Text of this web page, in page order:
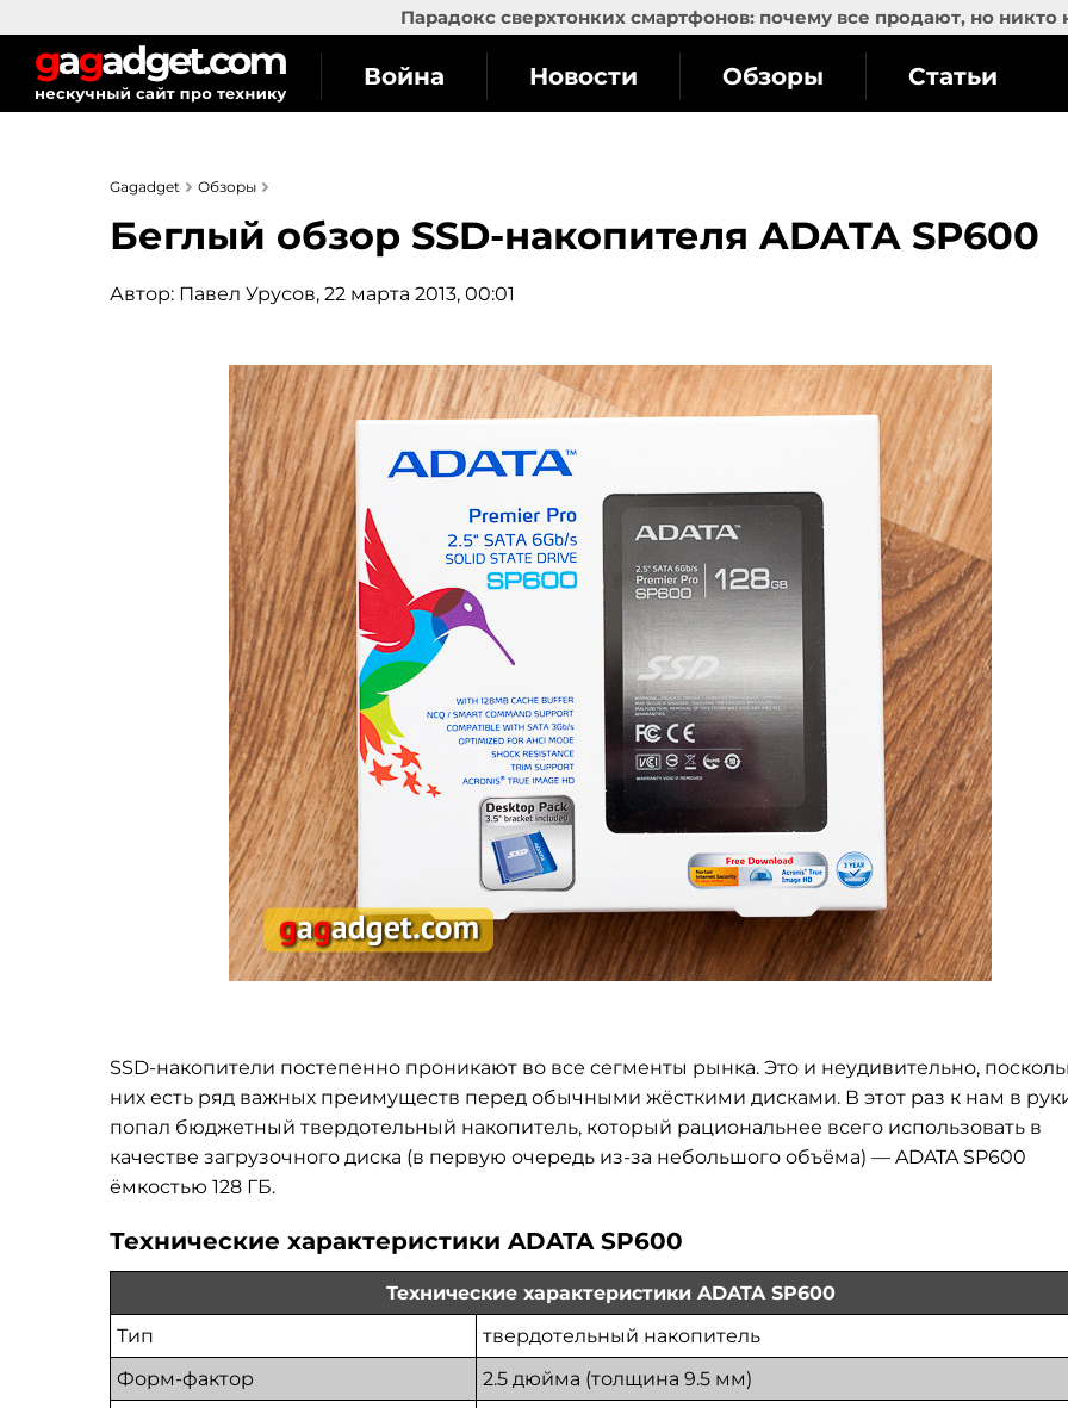
Парадокс сверхтонких смартфонов: почему все продают, но никто
Война Новости Обзоры Статьи
Gagadget Обзоры
Беглый обзор SSD-накопителя ADATA SP600
Автор: Павел Урусов, 22 марта 2013, 00:01
SSD-накопители постепенно проникают во все сегменты рынка. Это и неудивительно,
них есть ряд важных преимуществ перед обычными жёсткими дисками. В этот раз к нам в
попал бюджетный твердотельный накопитель, который рациональнее всего использовать в
качестве загрузочного диска (в первую очередь из-за небольшого объёма) — ADATA SP600
ёмкостью 128 ГБ.
Технические характеристики ADATA SP600
Технические характеристики ADATA SP600
Тип
твердотельный накопитель
Форм-фактор
2.5 дюйма (толщина 9.5 мм)